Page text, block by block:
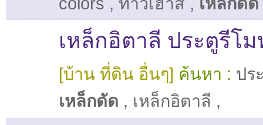
เหล็กอิตาลี ประตูรีโ
[บ้าน ที่ดิน อื่นๆ] ค้นหา : ปร
เหล็กดัด , เหล็กอิตาลี ,